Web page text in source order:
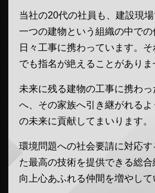
当社の20代の社員も、建設現
一つの建物という組織の中での
日々工事に携わっています。
でも指名が絶えることがありま
未来に残る建物の工事に携わ
へ、その家族へ引き継がれる
の未来に貢献してまいります。
環境問題への社会要請に対応
た最高の技術を提供できる総合
向上心あふれる仲間を増やして